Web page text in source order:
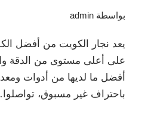
بواسطة admin
يعد نجار الكويت من أفضل
على أعلى مستوى من الدقة
أفضل ما لديها من أدوات
باحتراف غير مسبوق،